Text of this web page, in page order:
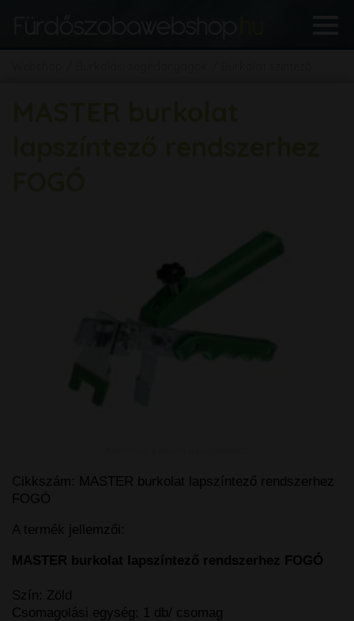
Cikkszám: MASTER burkolat lapszíntező rendszerhez
FOGÓ
A termék jellemzői:
MASTER burkolat lapszíntező rendszerhez FOGÓ
Szín: Zöld
Csomagolási egység: 1 db/ csomag